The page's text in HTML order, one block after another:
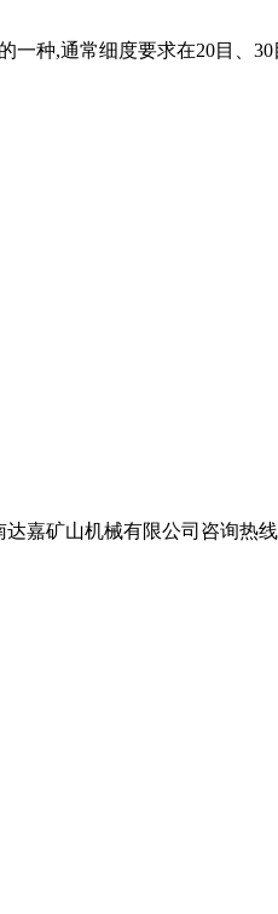
种,通常细度要求在20目、
嘉矿山机械有限公司咨询